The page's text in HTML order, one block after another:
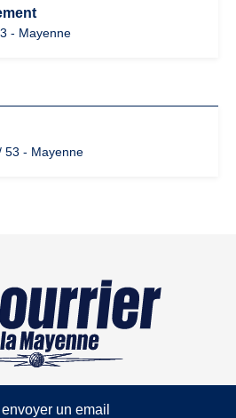
- Mayenne
53 - Mayenne
un email